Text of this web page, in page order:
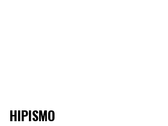
HIPISMO